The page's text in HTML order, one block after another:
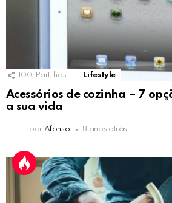
100 Partilhas Lifestyle
Acessórios de cozinha – 7
a sua vida
por Afonso 8 anos atrás